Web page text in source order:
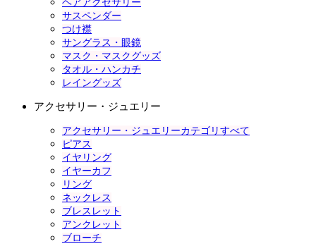
ヘアアクセサリー
サスペンダー
つけ襟
サングラス・眼鏡
マスク・マスクグッズ
タオル・ハンカチ
レイングッズ
アクセサリー・ジュエリー
アクセサリー・ジュエリーカテゴリすべて
ピアス
イヤリング
イヤーカフ
リング
ネックレス
ブレスレット
アンクレット
ブローチ